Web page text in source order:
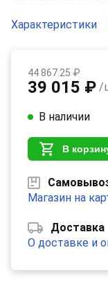
Характеристики
44 867.25 ₽
39 015 ₽ /
В наличии
В
Магазин на
Доставка
О доставке и